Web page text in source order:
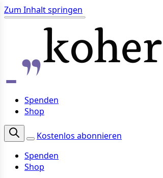
Zum Inhalt springen
Spenden
Shop
Kostenlos abonnieren
Spenden
Shop